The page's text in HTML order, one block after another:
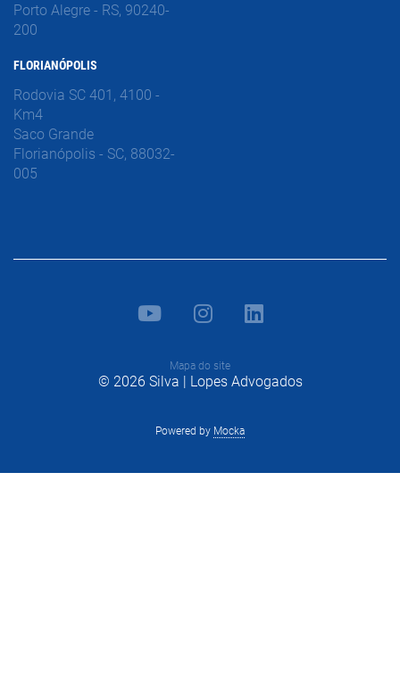
Porto Alegre - RS, 90240-
200
FLORIANÓPOLIS
Rodovia SC 401, 4100 -
Km4
Saco Grande
Florianópolis - SC, 88032-
005
Mapa do site
© 2026 Silva | Lopes Advogados
Powered by Mocka